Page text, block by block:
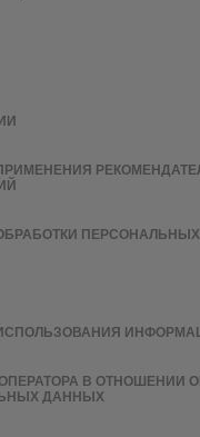
В ОТНОШЕНИИ
ДАННЫХ